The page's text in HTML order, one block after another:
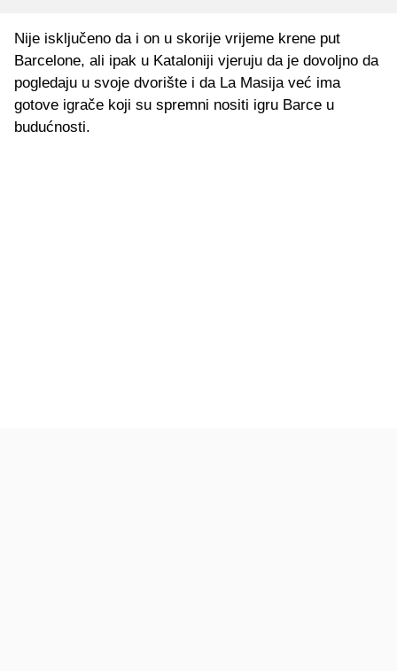
Nije isključeno da i on u skorije vrijeme krene put
Barcelone, ali ipak u Kataloniji vjeruju da je dovoljno da
pogledaju u svoje dvorište i da La Masija već ima
gotove igrače koji su spremni nositi igru Barce u
budućnosti.